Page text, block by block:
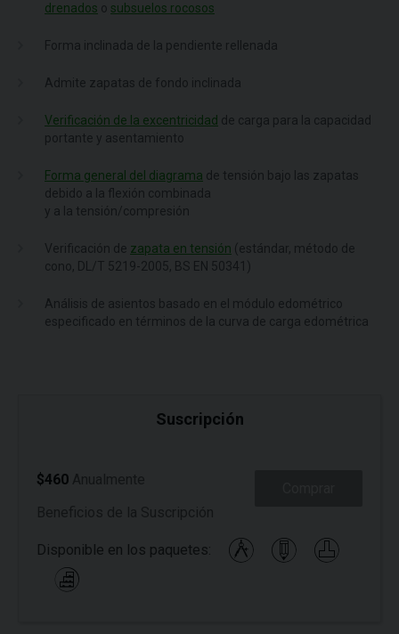
drenados o subsuelos rocosos
Forma inclinada de la pendiente rellenada
Admite zapatas de fondo inclinada
Verificación de la excentricidad de carga para la capacidad
portante y asentamiento
Forma general del diagrama de tensión bajo las zapatas
debido a la flexión combinada
y a la tensión/compresión
Verificación de zapata en tensión (estándar, método de
cono, DL/T 5219-2005, BS EN 50341)
Análisis de asientos basado en el módulo edométrico
especificado en términos de la curva de carga edométrica
Suscripción
$460
Disponible en los paquetes: